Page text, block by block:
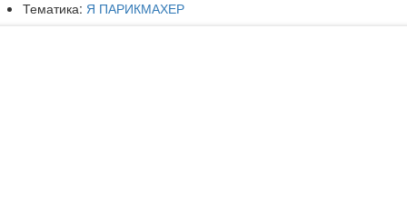
Тематика: Я ПАРИКМАХЕР